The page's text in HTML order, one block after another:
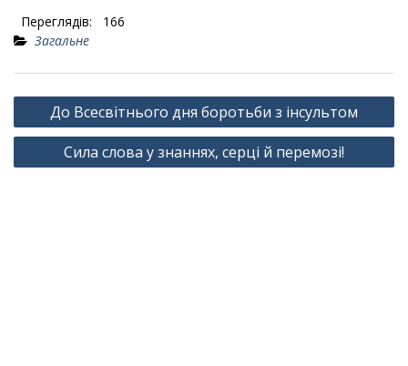
Переглядів:
166
Загальне
Навігація
записів
До Всесвітнього дня боротьби з інсультом
Сила слова у знаннях, серці й перемозі!